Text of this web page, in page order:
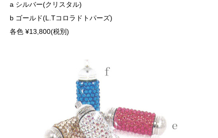
a シルバー(クリスタル)
b ゴールド(L.Tコロラドトパーズ)
各色 ¥13,800(税別)